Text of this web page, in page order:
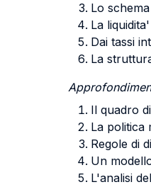
Lo
La
Dai tassi
La
Il quadro
La politica
Regole di
Un
L'analisi